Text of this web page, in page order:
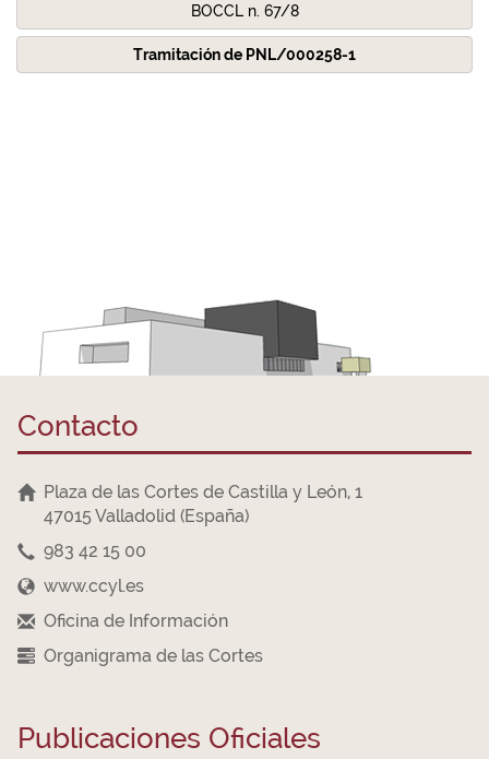
BOCCL n. 67/8
Tramitación de PNL/000258-1
Contacto
Plaza de las Cortes de Castilla y León, 1
47015 Valladolid (España)
983 42 15 00
www.ccyl.es
Oficina de Información
Organigrama de las Cortes
Publicaciones Oficiales